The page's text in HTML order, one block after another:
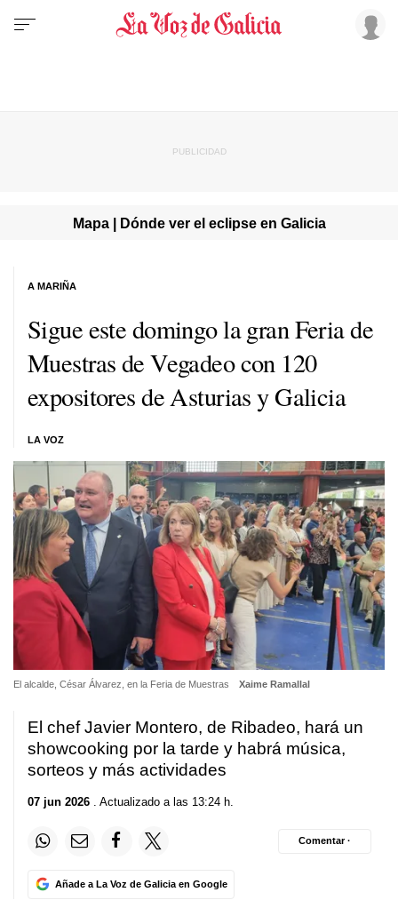
Mapa | Dónde ver el eclipse en Galicia
Sigue este domingo la gran Feria de
Muestras de Vegadeo con 120
expositores de Asturias y Galicia
LA VOZ
A MARIÑA
El alcalde, César Álvarez, en la Feria de Muestras Xaime Ramallal
El chef Javier Montero, de Ribadeo, hará un
showcooking por la tarde y habrá música,
sorteos y más actividades
07 jun 2026 . Actualizado a las 13:24 h.
Añade a La Voz de Galicia en Google
Comentar ·